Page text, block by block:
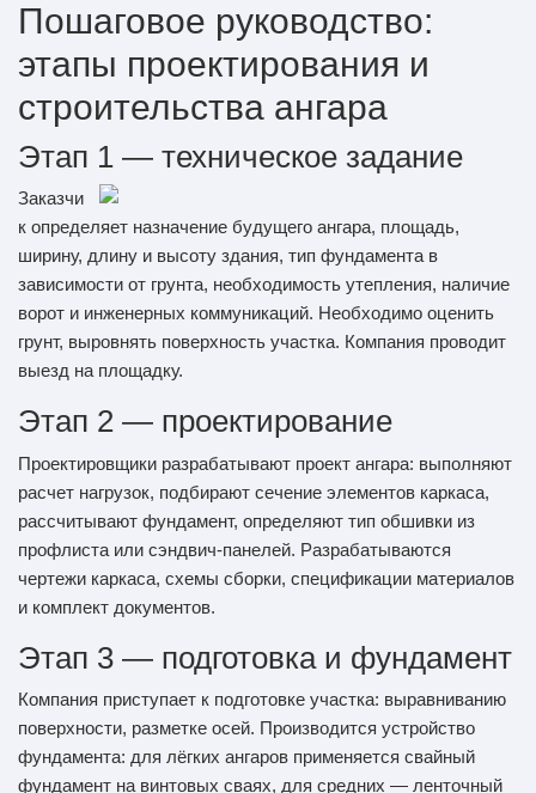
Пошаговое руководство:
этапы проектирования и
строительства ангара
Этап 1 — техническое задание
Заказчи
к определяет назначение будущего ангара, площадь,
ширину, длину и высоту здания, тип фундамента в
зависимости от грунта, необходимость утепления, наличие
ворот и инженерных коммуникаций. Необходимо оценить
грунт, выровнять поверхность участка. Компания проводит
выезд на площадку.
Этап 2 — проектирование
Проектировщики разрабатывают проект ангара: выполняют
расчет нагрузок, подбирают сечение элементов каркаса,
рассчитывают фундамент, определяют тип обшивки из
профлиста или сэндвич-панелей. Разрабатываются
чертежи каркаса, схемы сборки, спецификации материалов
и комплект документов.
Этап 3 — подготовка и фундамент
Компания приступает к подготовке участка: выравниванию
поверхности, разметке осей. Производится устройство
фундамента: для лёгких ангаров применяется свайный
фундамент на винтовых сваях, для средних — ленточный